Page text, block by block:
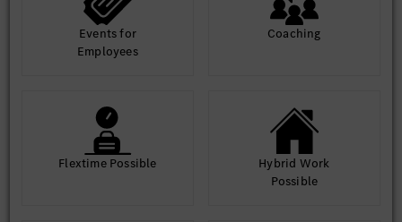
Events for
Employees
Coaching
Flextime Possible
Hybrid Work
Possible